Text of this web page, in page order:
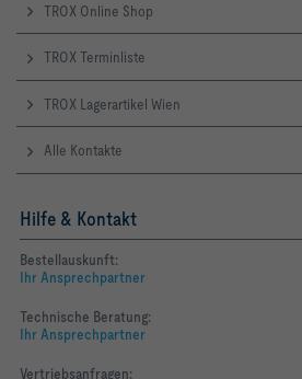
TROX Online Shop
TROX Terminliste
TROX Lagerartikel Wien
Alle Kontakte
Hilfe & Kontakt
Bestellauskunft:
Ihr Ansprechpartner
Technische Beratung:
Ihr Ansprechpartner
Vertriebsanfragen: